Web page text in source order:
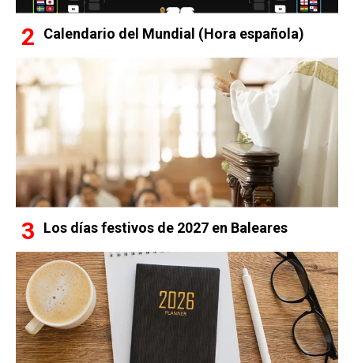
Calendario del Mundial (Hora española)
Los días festivos de 2027 en Baleares